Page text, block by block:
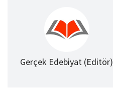
Gerçek Edebiyat (Editör)